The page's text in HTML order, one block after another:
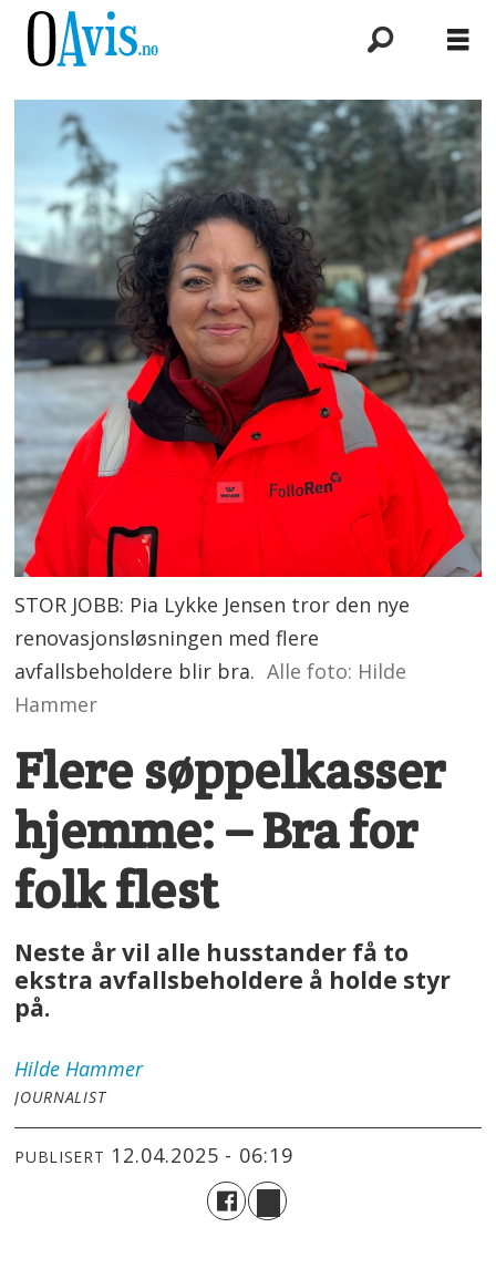
STOR JOBB: Pia Lykke Jensen tror den nye
renovasjonsløsningen med flere
avfallsbeholdere blir bra. Alle foto: Hilde
Hammer
Flere søppelkasser
hjemme: – Bra for
folk flest
Neste år vil alle husstander få to
ekstra avfallsbeholdere å holde styr
på.
Hilde Hammer
JOURNALIST
PUBLISERT 12.04.2025 - 06:19